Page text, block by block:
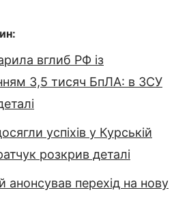
вглиб РФ із
3,5 тисяч БпЛА: в ЗСУ
успіхів у Курській
розкрив деталі
анонсував перехід на нову